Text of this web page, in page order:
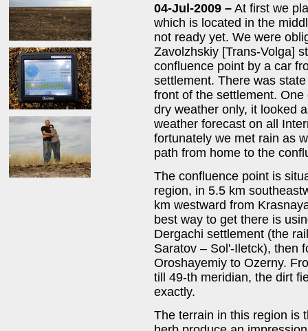
04-Jul-2009 – At first we
which is located in the
not ready yet. We were
Zavolzhskiy [Trans-Volga]
confluence point by a car
settlement. There was
front of the settlement.
dry weather only, it looked
weather forecast on all
fortunately we met rain as
path from home to the
The confluence point is
region, in 5.5 km
km westward from
best way to get there is
Dergachi settlement (the
Saratov – Sol'-Iletck), then
Oroshayemiy to Ozerny.
till 49-th meridian, the dirt
exactly.
The terrain in this region is